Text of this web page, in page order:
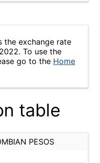
the exchange rate
To use the
go to the Home
table
PESOS